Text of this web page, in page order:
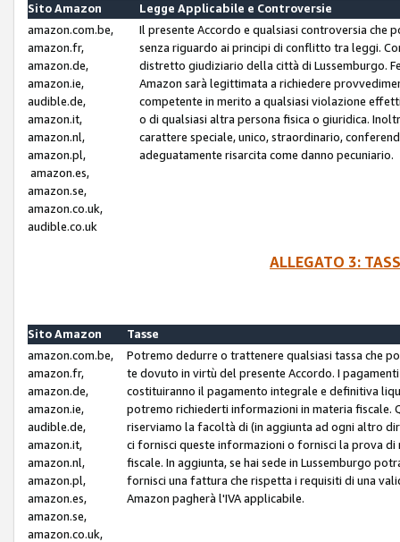
Sito Amazon
Legge Applicabile e Controversie
amazon.com.be,
amazon.fr,
amazon.de,
amazon.ie,
audible.de,
amazon.it,
amazon.nl,
amazon.pl,
amazon.es,
amazon.se,
amazon.co.uk,
audible.co.uk
Il presente Accordo e qualsiasi controversia che
senza riguardo ai principi di conflitto tra leggi.
distretto giudiziario della città di Lussemburgo.
Amazon sarà legittimata a richiedere
competente in merito a qualsiasi violazione
o di qualsiasi altra persona fisica o giuridica.
carattere speciale, unico, straordinario,
adeguatamente risarcita come danno pecuniario.
ALLEGATO 3:
Sito Amazon
Tasse
amazon.com.be,
amazon.fr,
amazon.de,
amazon.ie,
audible.de,
amazon.it,
amazon.nl,
amazon.pl,
amazon.es,
amazon.se,
amazon.co.uk,
Potremo dedurre o trattenere qualsiasi tassa che
te dovuto in virtù del presente Accordo. I
costituiranno il pagamento integrale e definitiva
potremo richiederti informazioni in materia fiscale.
riserviamo la facoltà di (in aggiunta ad ogni altro
ci fornisci queste informazioni o fornisci la prova
fiscale. In aggiunta, se hai sede in Lussemburgo
fornisci una fattura che rispetta i requisiti di una
Amazon pagherà l'IVA applicabile.